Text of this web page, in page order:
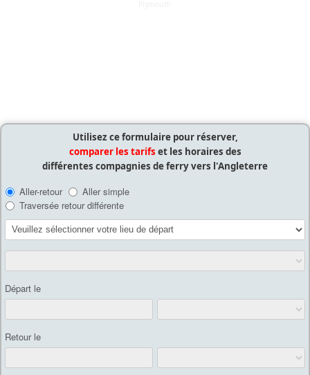
Utilisez ce formulaire pour réserver,
comparer les tarifs et les horaires des
différentes compagnies de ferry vers l'Angleterre